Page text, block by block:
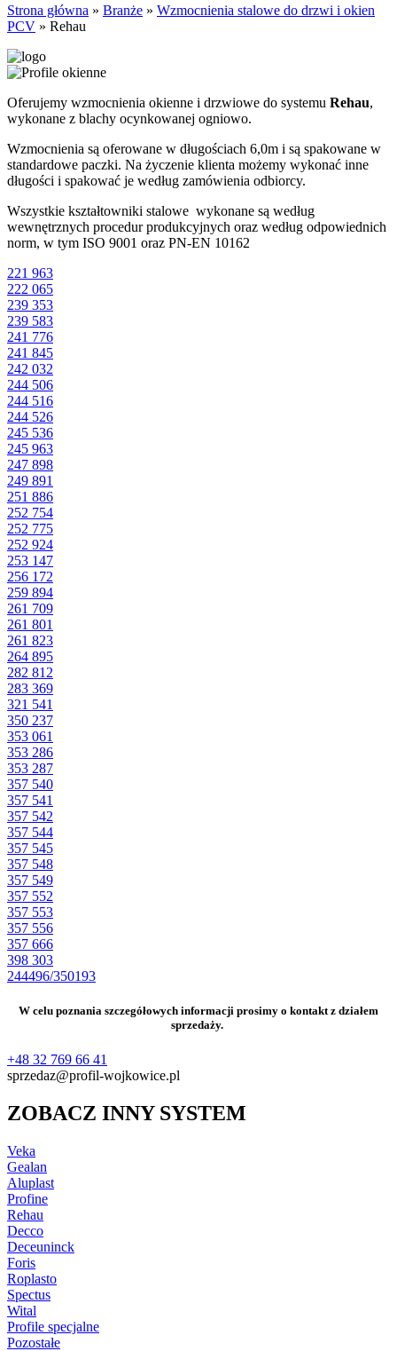
Strona główna » Branże » Wzmocnienia stalowe do drzwi i okien
PCV » Rehau
Oferujemy wzmocnienia okienne i drzwiowe do systemu Rehau,
wykonane z blachy ocynkowanej ogniowo.
Wzmocnienia są oferowane w długościach 6,0m i są spakowane w
standardowe paczki. Na życzenie klienta możemy wykonać inne
długości i spakować je według zamówienia odbiorcy.
Wszystkie kształtowniki stalowe wykonane są według
wewnętrznych procedur produkcyjnych oraz według odpowiednich
norm, w tym ISO 9001 oraz PN-EN 10162
221 963
222 065
239 353
239 583
241 776
241 845
242 032
244 506
244 516
244 526
245 536
245 963
247 898
249 891
251 886
252 754
252 775
252 924
253 147
256 172
259 894
261 709
261 801
261 823
264 895
282 812
283 369
321 541
350 237
353 061
353 286
353 287
357 540
357 541
357 542
357 544
357 545
357 548
357 549
357 552
357 553
357 556
357 666
398 303
244496/350193
W celu poznania szczegółowych informacji prosimy o kontakt z działem
sprzedaży.
+48 32 769 66 41
sprzedaz@profil-wojkowice.pl
ZOBACZ INNY SYSTEM
Veka
Gealan
Aluplast
Profine
Rehau
Decco
Deceuninck
Foris
Roplasto
Spectus
Wital
Profile specjalne
Pozostałe